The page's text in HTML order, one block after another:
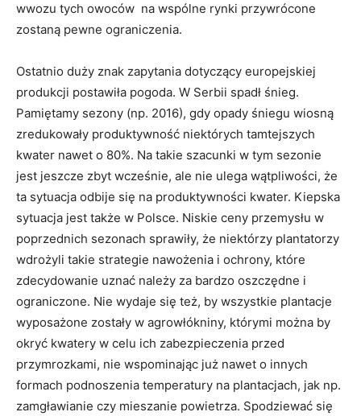
wwozu tych owoców na wspólne rynki przywrócone
zostaną pewne ograniczenia.
Ostatnio duży znak zapytania dotyczący europejskiej
produkcji postawiła pogoda. W Serbii spadł śnieg.
Pamiętamy sezony (np. 2016), gdy opady śniegu wiosną
zredukowały produktywność niektórych tamtejszych
kwater nawet o 80%. Na takie szacunki w tym sezonie
jest jeszcze zbyt wcześnie, ale nie ulega wątpliwości, że
ta sytuacja odbije się na produktywności kwater. Kiepska
sytuacja jest także w Polsce. Niskie ceny przemysłu w
poprzednich sezonach sprawiły, że niektórzy plantatorzy
wdrożyli takie strategie nawożenia i ochrony, które
zdecydowanie uznać należy za bardzo oszczędne i
ograniczone. Nie wydaje się też, by wszystkie plantacje
wyposażone zostały w agrowłókniny, którymi można by
okryć kwatery w celu ich zabezpieczenia przed
przymrozkami, nie wspominając już nawet o innych
formach podnoszenia temperatury na plantacjach, jak np.
zamgławianie czy mieszanie powietrza. Spodziewać się